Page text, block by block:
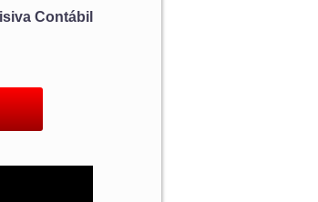
Contábil